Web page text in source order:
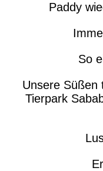
Paddy
So
Unsere Süßen
Tierpark